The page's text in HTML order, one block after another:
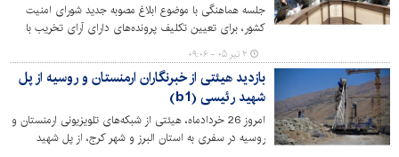
جلسه هماهنگی با موضوع ابلاغ مصوبه جدید شورای امنیت
کشور، برای تعیین تکلیف پرونده‌های دارای آرای تخریب با
حضور قائم‌مقام شهردار، معاون مالی و اقتصادی، شهرسازی و
معماری، مدیران مناطق و حوزه‌های مرتبط برگزار شد.
۲ تیر ۰۵ - ۰۹:۰۶
بازدید هیئتی از خبرنگاران ارمنستان و روسیه از پل
شهید رئیسی (b1)
امروز 26 خردادماه، هیئتی از شبکه‌های تلویزیونی ارمنستان و
روسیه در سفری به استان البرز و شهر کرج، از پل شهید